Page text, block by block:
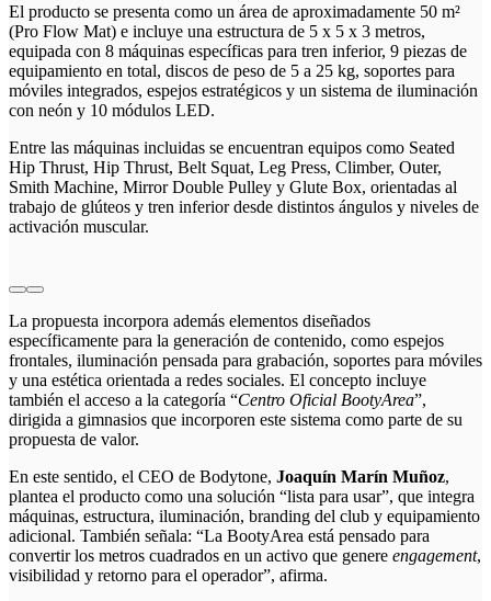
El producto se presenta como un área de aproximadamente 50 m²
(Pro Flow Mat) e incluye una estructura de 5 x 5 x 3 metros,
equipada con 8 máquinas específicas para tren inferior, 9 piezas de
equipamiento en total, discos de peso de 5 a 25 kg, soportes para
móviles integrados, espejos estratégicos y un sistema de iluminación
con neón y 10 módulos LED.
Entre las máquinas incluidas se encuentran equipos como Seated
Hip Thrust, Hip Thrust, Belt Squat, Leg Press, Climber, Outer,
Smith Machine, Mirror Double Pulley y Glute Box, orientadas al
trabajo de glúteos y tren inferior desde distintos ángulos y niveles de
activación muscular.
La propuesta incorpora además elementos diseñados
específicamente para la generación de contenido, como espejos
frontales, iluminación pensada para grabación, soportes para móviles
y una estética orientada a redes sociales. El concepto incluye
también el acceso a la categoría “Centro Oficial BootyArea”,
dirigida a gimnasios que incorporen este sistema como parte de su
propuesta de valor.
En este sentido, el CEO de Bodytone, Joaquín Marín Muñoz,
plantea el producto como una solución “lista para usar”, que integra
máquinas, estructura, iluminación, branding del club y equipamiento
adicional. También señala: “La BootyArea está pensado para
convertir los metros cuadrados en un activo que genere engagement,
visibilidad y retorno para el operador”, afirma.